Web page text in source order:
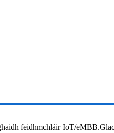
feidhmchláir IoT/